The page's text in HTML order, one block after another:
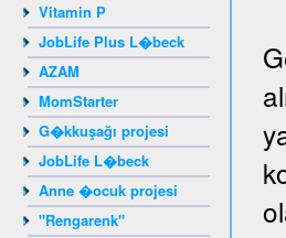
Vitamin P
JobLife Plus L�beck
AZAM
MomStarter
G�kkuşağı projesi
JobLife L�beck
Anne �ocuk projesi
"Rengarenk"